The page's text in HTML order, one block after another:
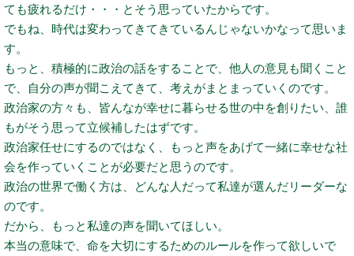
ても疲れるだけ・・・とそう思っていたからです。
でもね、時代は変わってきてきているんじゃないかなって思いま
す。
もっと、積極的に政治の話をすることで、他人の意見も聞くこと
で、自分の声が聞こえてきて、考えがまとまっていくのです。
政治家の方々も、皆んなが幸せに暮らせる世の中を創りたい、誰
もがそう思って立候補したはずです。
政治家任せにするのではなく、もっと声をあげて一緒に幸せな社
会を作っていくことが必要だと思うのです。
政治の世界で働く方は、どんな人だって私達が選んだリーダーな
のです。
だから、もっと私達の声を聞いてほしい。
本当の意味で、命を大切にするためのルールを作って欲しいで